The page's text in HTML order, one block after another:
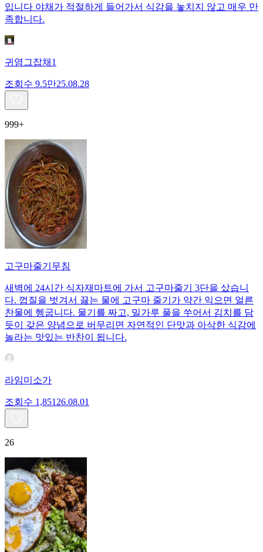
입니다 야채가 적절하게 들어가서 식감을 놓치지 않고 매우 만
족합니다.
귀염그잡채1
조회수 9.5만25.08.28
999+
고구마줄기무침
새벽에 24시간 식자재마트에 가서 고구마줄기 3단을 샀습니
다. 껍질을 벗겨서 끓는 물에 고구마 줄기가 약간 익으면 얼른
찬물에 헹굽니다. 물기를 짜고, 밀가루 풀을 쑤어서 김치를 담
듯이 갖은 양념으로 버무리면 자연적인 단맛과 아삭한 식감에
놀라는 맛있는 반찬이 됩니다.
라임미소가
조회수 1,851 26.08.01
26